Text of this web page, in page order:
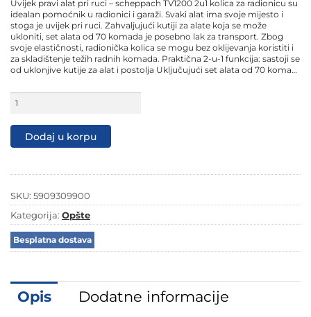
Uvijek pravi alat pri ruci – scheppach TV1200 2u1 kolica za radionicu su
idealan pomoćnik u radionici i garaži. Svaki alat ima svoje mijesto i
stoga je uvijek pri ruci. Zahvaljujući kutiji za alate koja se može
ukloniti, set alata od 70 komada je posebno lak za transport. Zbog
svoje elastičnosti, radionička kolica se mogu bez oklijevanja koristiti i
za skladištenje težih radnih komada. Praktična 2-u-1 funkcija: sastoji se
od uklonjive kutije za alat i postolja Uključujući set alata od 70 koma…
SET
za
komada
TW1200
količina
Dodaj u korpu
SKU: 5909309900
Kategorija: Opšte
Besplatna dostava
Opis Dodatne informacije